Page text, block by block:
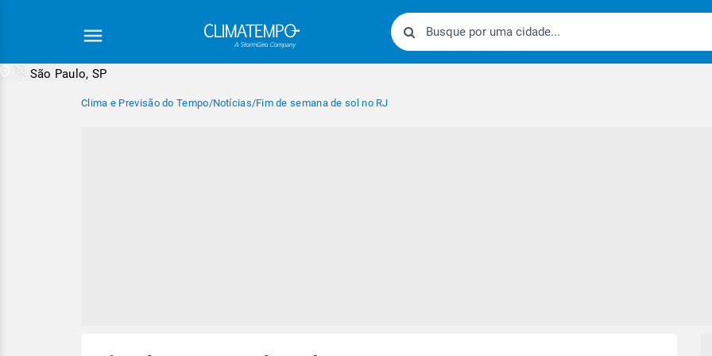
São Paulo, SP
Clima e Previsão do Tempo/Notícias/Fim de semana de sol no RJ